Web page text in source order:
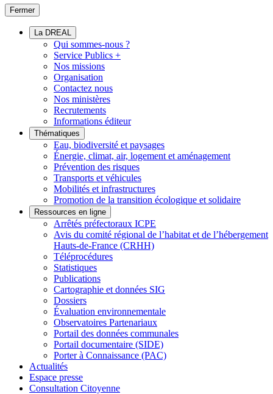
Fermer
La DREAL
Qui sommes-nous ?
Service Publics +
Nos missions
Organisation
Contactez nous
Nos ministères
Recrutements
Informations éditeur
Thématiques
Eau, biodiversité et paysages
Énergie, climat, air, logement et aménagement
Prévention des risques
Transports et véhicules
Mobilités et infrastructures
Promotion de la transition écologique et solidaire
Ressources en ligne
Arrêtés préfectoraux ICPE
Avis du comité régional de l’habitat et de l’hébergement
Hauts-de-France (CRHH)
Téléprocédures
Statistiques
Publications
Cartographie et données SIG
Dossiers
Évaluation environnementale
Observatoires Partenariaux
Portail des données communales
Portail documentaire (SIDE)
Porter à Connaissance (PAC)
Actualités
Espace presse
Consultation Citoyenne